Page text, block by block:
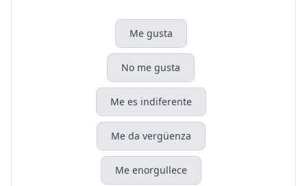
Me gusta
No me gusta
Me es indiferente
Me da vergüenza
Me enorgullece